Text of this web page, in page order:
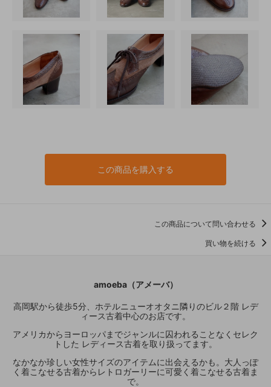
この商品を購入する
この商品について問い合わせる
買い物を続ける
amoeba（アメーバ）
高岡駅から徒歩5分、ホテルニューオオタニ隣りのビル２階 レデ
ィース古着中心のお店です。
アメリカからヨーロッパまでジャンルに囚われることなくセレク
トした レディース古着を取り扱ってます。
なかなか珍しい女性サイズのアイテムに出会えるかも。大人っぽ
く着こなせる古着からレトロガーリーに可愛く着こなせる古着ま
で。